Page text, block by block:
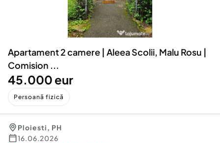
Animale de companie
Afaceri și echipamente profesionale
Inchiriere Bunuri si Vehicule
Utilaje agricole si industriale
Piese auto si accesorii
Apartament 2 camere | Aleea Scolii, Malu Rosu |
Comision ...
45.000 eur
Persoană fizică
Ploiesti, PH
16.06.2026